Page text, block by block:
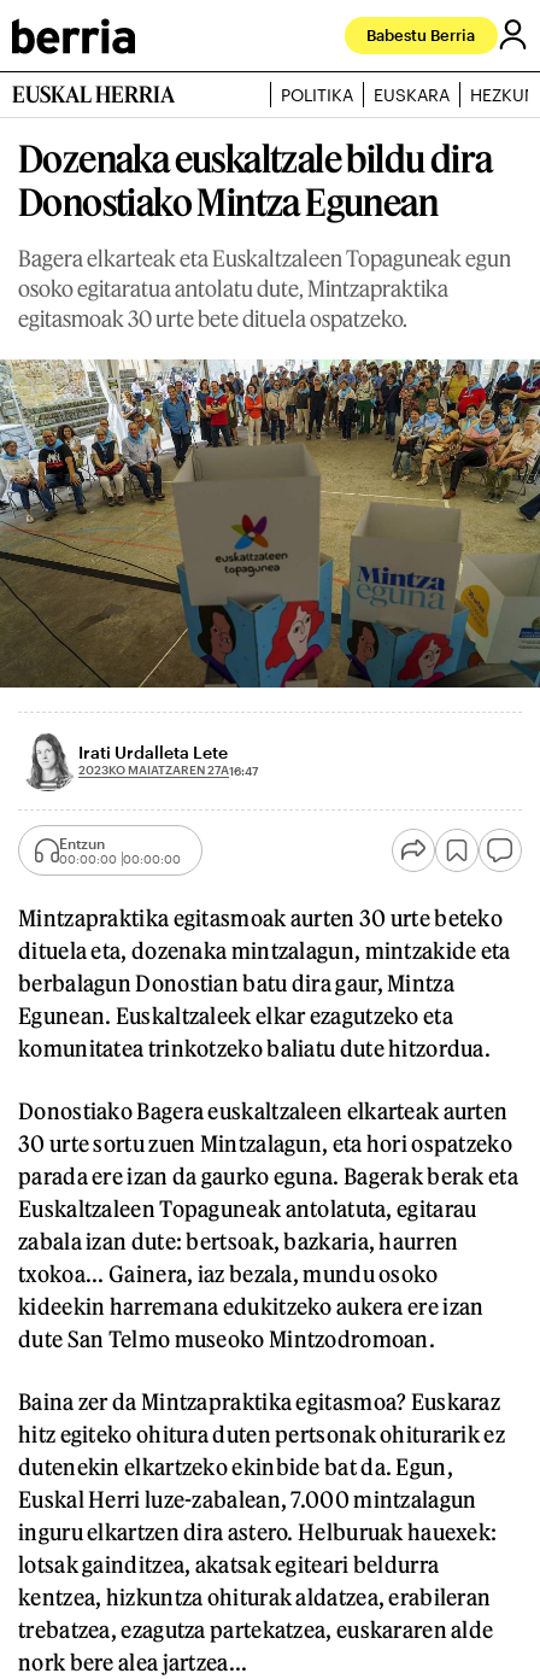
Babestu Berria
EUSKAL HERRIA POLITIKA EUSKARA
Dozenaka euskaltzale bildu dira
Donostiako Mintza Egunean
Bagera elkarteak eta Euskaltzaleen Topaguneak egun
osoko egitaratua antolatu dute, Mintzapraktika
egitasmoak 30 urte bete dituela ospatzeko.
Irati Urdalleta Lete
2023KO MAIATZAREN 27A16:47
Entzun
00:00:00 00:00:00
Mintzapraktika egitasmoak aurten 30 urte beteko
dituela eta, dozenaka mintzalagun, mintzakide eta
berbalagun Donostian batu dira gaur, Mintza
Egunean. Euskaltzaleek elkar ezagutzeko eta
komunitatea trinkotzeko baliatu dute hitzordua.
Donostiako Bagera euskaltzaleen elkarteak aurten
30 urte sortu zuen Mintzalagun, eta hori ospatzeko
parada ere izan da gaurko eguna. Bagerak berak eta
Euskaltzaleen Topaguneak antolatuta, egitarau
zabala izan dute: bertsoak, bazkaria, haurren
txokoa... Gainera, iaz bezala, mundu osoko
kideekin harremana edukitzeko aukera ere izan
dute San Telmo museoko Mintzodromoan.
Baina zer da Mintzapraktika egitasmoa? Euskaraz
hitz egiteko ohitura duten pertsonak ohiturarik ez
dutenekin elkartzeko ekinbide bat da. Egun,
Euskal Herri luze-zabalean, 7.000 mintzalagun
inguru elkartzen dira astero. Helburuak hauexek:
lotsak gainditzea, akatsak egiteari beldurra
kentzea, hizkuntza ohiturak aldatzea, erabileran
trebatzea, ezagutza partekatzea, euskararen alde
nork bere alea jartzea...